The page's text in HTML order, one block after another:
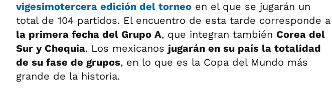
vigesimotercera edición del torneo en el que se jugarán un
total de 104 partidos. El encuentro de esta tarde corresponde a
la primera fecha del Grupo A, que integran también Corea del
Sur y Chequia. Los mexicanos jugarán en su país la totalidad
de su fase de grupos, en lo que es la Copa del Mundo más
grande de la historia.